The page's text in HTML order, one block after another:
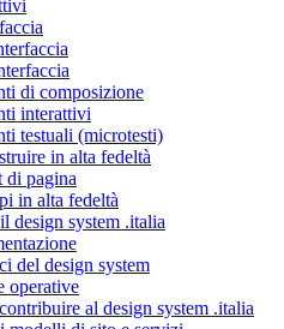
di composizione
interattivi
testuali (microtesti)
in alta fedeltà
di pagina
in alta fedeltà
design system .italia
del design system
operative
al design system .italia